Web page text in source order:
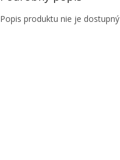
Popis produktu nie je dostupný